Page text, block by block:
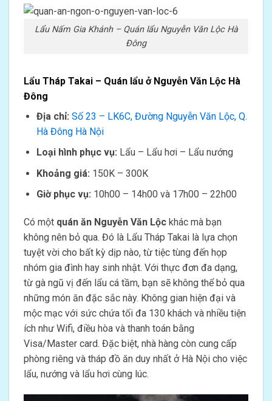
Lẩu Nấm Gia Khánh – Quán lẩu Nguyễn Văn Lộc Hà
Đông
Lẩu Tháp Takai – Quán lẩu ở Nguyễn Văn Lộc Hà
Đông
Địa chỉ: Số 23 – LK6C, Đường Nguyễn Văn Lộc, Q.
Hà Đông Hà Nội
Loại hình phục vụ: Lẩu – Lẩu hơi – Lẩu nướng
Khoảng giá: 150K – 300K
Giờ phục vụ: 10h00 – 14h00 và 17h00 – 22h00
Có một quán ăn Nguyễn Văn Lộc khác mà bạn
không nên bỏ qua. Đó là Lẩu Tháp Takai là lựa chọn
tuyệt vời cho bất kỳ dịp nào, từ tiệc tùng đến họp
nhóm gia đình hay sinh nhật. Với thực đơn đa dạng,
từ gà ngũ vị đến lẩu cá tầm, bạn sẽ không thể bỏ qua
những món ăn đặc sắc này. Không gian hiện đại và
mộc mạc với sức chứa tối đa 130 khách và nhiều tiện
ích như Wifi, điều hòa và thanh toán bằng
Visa/Master card. Đặc biệt, nhà hàng còn cung cấp
phòng riêng và tháp đồ ăn duy nhất ở Hà Nội cho việc
lẩu, nướng và lẩu hơi cùng lúc.